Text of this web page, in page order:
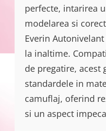
perfecte, intarirea
modelarea si
Everin
la inaltime.
de pregatire, acest
standardele in
camuflaj, oferind
si un aspect